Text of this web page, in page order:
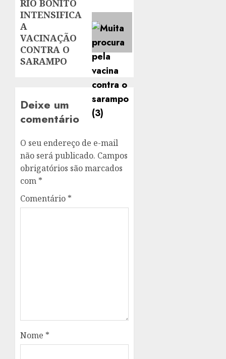
Next
post:
RIO BONITO
INTENSIFICA
A
VACINAÇÃO
CONTRA O
SARAMPO
Deixe um
comentário
O seu endereço de e-mail
não será publicado. Campos
obrigatórios são marcados
com *
Comentário *
Nome *